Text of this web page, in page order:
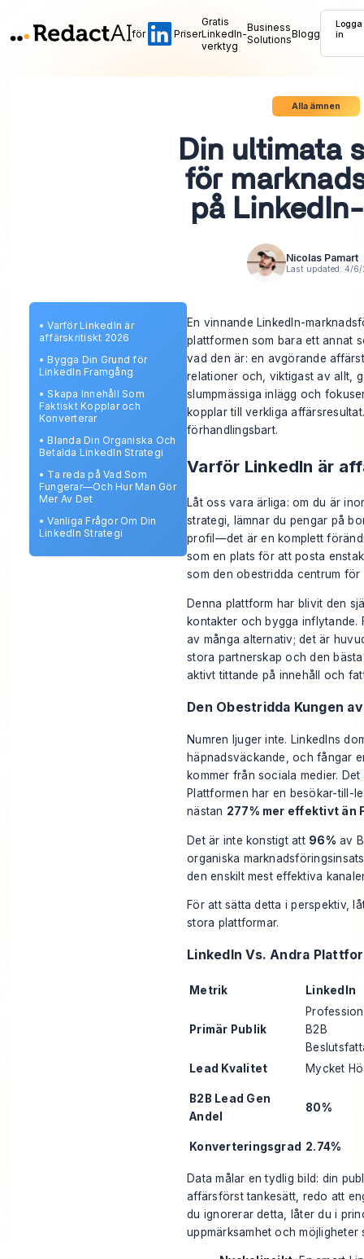
för Priser
Gratis
LinkedIn-
verktyg
Business
SolutionsBlogg
Logga
in
Alla ämnen
Din ultimata
för
på
Nicolas Pamart
Last updated: 4/6/
•Varför LinkedIn är
affärskritiskt 2026
• Bygga Din Grund för
LinkedIn Framgång
•Skapa Innehåll Som
Faktiskt Kopplar och
Konverterar
• Blanda Din Organiska Och
Betalda LinkedIn Strategi
• Ta reda på Vad Som
Fungerar—Och Hur Man Gör
Mer Av Det
•Vanliga Frågor Om Din
LinkedIn Strategi
En vinnande LinkedIn-
plattformen som bara ett annat
vad den är: en avgörande
relationer och, viktigast av allt,
slumpmässiga inlägg och
kopplar till verkliga
förhandlingsbart.
Varför LinkedIn är
Låt oss vara ärliga: om du är
strategi, lämnar du pengar på
profil—det är en komplett
som en plats för att posta
som den obestridda centrum
Denna plattform har blivit den
kontakter och bygga inflytande.
av många alternativ; det är
stora partnerskap och den
aktivt tittande på innehåll och
Den Obestridda Kungen
Numren ljuger inte. LinkedIns
häpnadsväckande, och fångar
kommer från sociala medier.
Plattformen har en besökar-till-
nästan 277% mer effektivt än
Det är inte konstigt att 96% av
organiska
den enskilt mest effektiva
För att sätta detta i perspektiv,
stora plattformar.
LinkedIn Vs. Andra
Metrik LinkedIn
Primär Publik
B2B
Lead Kvalitet
Mycket
B2B Lead Gen
Andel
80%
Konverteringsgrad 2.74%
Data målar en tydlig bild: din
affärsförst tankesätt, redo att
du ignorerar detta, låter du i
uppmärksamhet och möjligheter